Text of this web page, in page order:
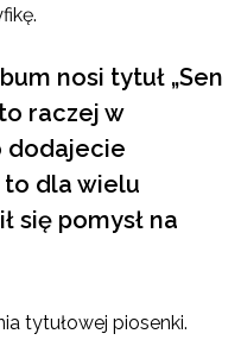
nosi tytuł „Sen
raczej w
dodajecie
dla wielu
się pomysł na
tytułowej piosenki.